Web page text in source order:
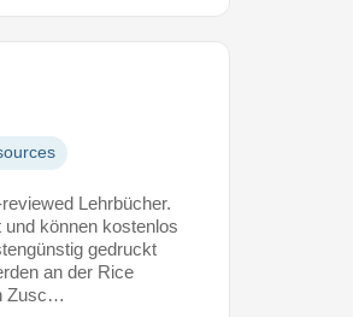
Lehrbücher.
können kostenlos
gedruckt
an der Rice
Zusc…